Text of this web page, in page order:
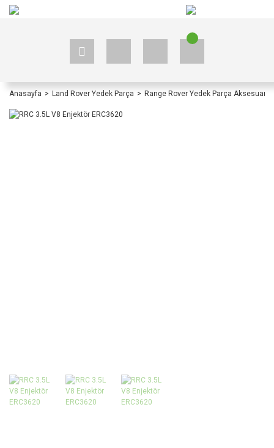
Anasayfa Land Rover Yedek Parça Range Rover Yedek Parça Aksesuar